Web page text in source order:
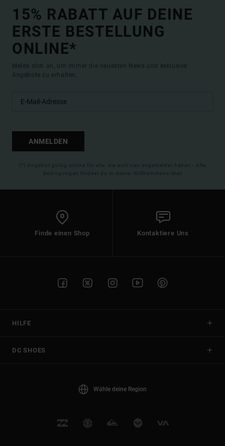
15% RABATT AUF DEINE
ERSTE BESTELLUNG
ONLINE*
Melde dich an, um immer die neuesten News und exklusive
Angebote zu erhalten.
ANMELDEN
(*) Angebot gültig online für alle, die sich neu angemeldet haben - Alle
Bedingungen findest du in deiner Willkommens-Mail
Finde einen Shop Kontaktiere Uns
HILFE
DC SHOES
Wähle deine Region